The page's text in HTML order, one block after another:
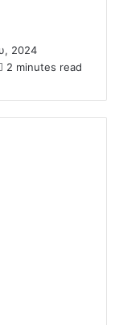
2024
2 minutes read